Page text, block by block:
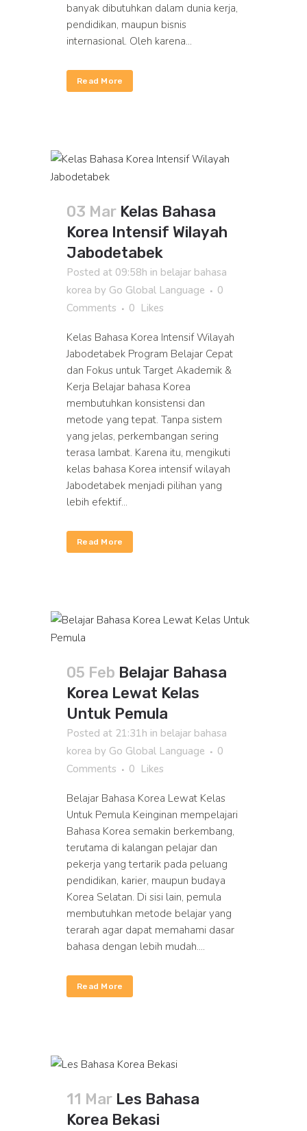
banyak dibutuhkan dalam dunia kerja,
pendidikan, maupun bisnis
internasional. Oleh karena...
Read More
03 Mar Kelas Bahasa
Korea Intensif Wilayah
Jabodetabek
Posted at 09:58h in belajar bahasa
korea by Go Global Language
0
Comments
0 Likes
Kelas Bahasa Korea Intensif Wilayah
Jabodetabek Program Belajar Cepat
dan Fokus untuk Target Akademik &
Kerja Belajar bahasa Korea
membutuhkan konsistensi dan
metode yang tepat. Tanpa sistem
yang jelas, perkembangan sering
terasa lambat. Karena itu, mengikuti
kelas bahasa Korea intensif wilayah
Jabodetabek menjadi pilihan yang
lebih efektif...
Read More
05 Feb Belajar Bahasa
Korea Lewat Kelas
Untuk Pemula
Posted at 21:31h in belajar bahasa
korea by Go Global Language
0
Comments
0 Likes
Belajar Bahasa Korea Lewat Kelas
Untuk Pemula Keinginan mempelajari
Bahasa Korea semakin berkembang,
terutama di kalangan pelajar dan
pekerja yang tertarik pada peluang
pendidikan, karier, maupun budaya
Korea Selatan. Di sisi lain, pemula
membutuhkan metode belajar yang
terarah agar dapat memahami dasar
bahasa dengan lebih mudah....
Read More
11 Mar Les Bahasa
Korea Bekasi